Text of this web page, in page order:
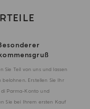
Sie Teil von uns und lassen
belohnen. Erstellen Sie Ihr
Parma-Konto und
Sie bei Ihrem ersten Kauf